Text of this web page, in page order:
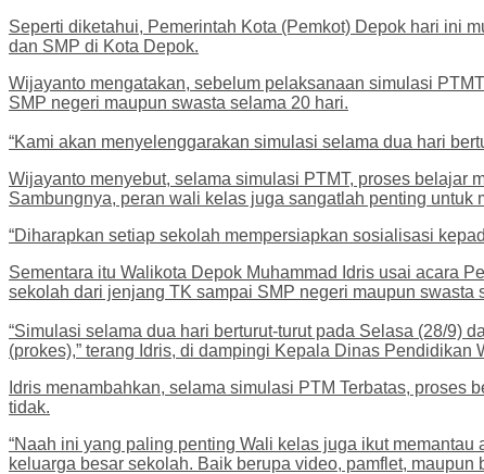
Seperti diketahui, Pemerintah Kota (Pemkot) Depok hari ini
dan SMP di Kota Depok.
Wijayanto mengatakan, sebelum pelaksanaan simulasi
SMP negeri maupun swasta selama 20 hari.
“Kami akan menyelenggarakan simulasi selama dua hari
Wijayanto menyebut, selama simulasi PTMT, proses belajar
Sambungnya, peran wali kelas juga sangatlah penting
“Diharapkan setiap sekolah mempersiapkan sosialisasi
Sementara itu Walikota Depok Muhammad Idris usai acara
sekolah dari jenjang TK sampai SMP negeri maupun swasta
“Simulasi selama dua hari berturut-turut pada Selasa (28/9)
(prokes),” terang Idris, di dampingi Kepala Dinas Pendidikan
Idris menambahkan, selama simulasi PTM Terbatas,
tidak.
“Naah ini yang paling penting Wali kelas juga ikut
keluarga besar sekolah. Baik berupa video, pamflet, maupun